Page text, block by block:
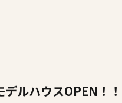
デルハウスOPEN！